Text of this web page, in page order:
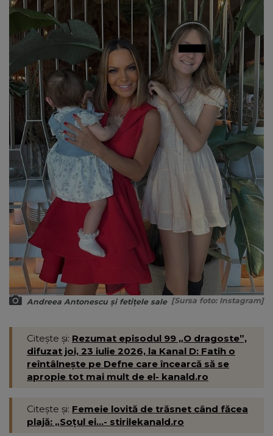
Andreea Antonescu și fetițele sale [Sursa foto: Instagram]
Citește și: Rezumat episodul 99 „O dragoste”,
difuzat joi, 23 iulie 2026, la Kanal D: Fatih o
reîntâlnește pe Defne care încearcă să se
apropie tot mai mult de el- kanald.ro
Citește și: Femeie lovită de trăsnet când făcea
plajă: „Soțul ei...- stirilekanald.ro